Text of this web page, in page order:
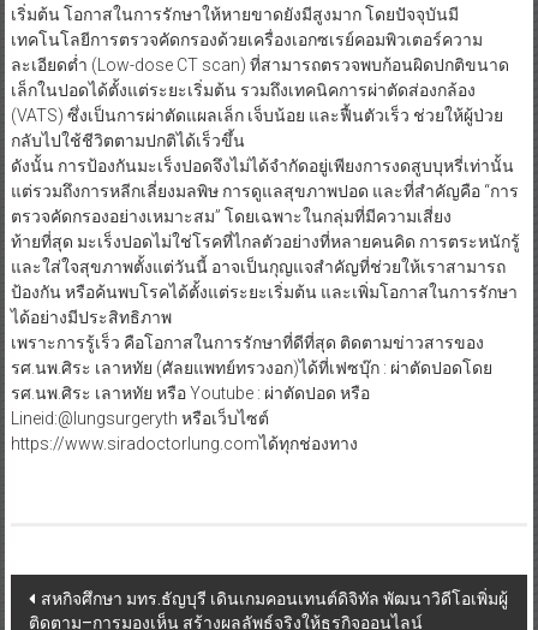
เล็กในปอดได้ตั้งแต่ระยะเริ่มต้น รวมถึงเทคนิคการผ่าตัดส่องกล้อง
(VATS) ซึ่งเป็นการผ่าตัดแผลเล็ก เจ็บน้อย และฟื้นตัวเร็ว ช่วยให้ผู้ป่วย
กลับไปใช้ชีวิตตามปกติได้เร็วขึ้น
ดังนั้น การป้องกันมะเร็งปอดจึงไม่ได้จำกัดอยู่เพียงการงดสูบบุหรี่เท่านั้น
แต่รวมถึงการหลีกเลี่ยงมลพิษ การดูแลสุขภาพปอด และที่สำคัญคือ “การ
ตรวจคัดกรองอย่างเหมาะสม” โดยเฉพาะในกลุ่มที่มีความเสี่ยง
ท้ายที่สุด มะเร็งปอดไม่ใช่โรคที่ไกลตัวอย่างที่หลายคนคิด การตระหนักรู้
และใส่ใจสุขภาพตั้งแต่วันนี้ อาจเป็นกุญแจสำคัญที่ช่วยให้เราสามารถ
ป้องกัน หรือค้นพบโรคได้ตั้งแต่ระยะเริ่มต้น และเพิ่มโอกาสในการรักษา
ได้อย่างมีประสิทธิภาพ
เพราะการรู้เร็ว คือโอกาสในการรักษาที่ดีที่สุด ติดตามข่าวสารของ
รศ.นพ.ศิระ เลาหทัย (ศัลยแพทย์ทรวงอก)ได้ที่เฟซบุ๊ก : ผ่าตัดปอดโดย
รศ.นพ.ศิระ เลาหทัย หรือ Youtube : ผ่าตัดปอด หรือ
Lineid:@lungsurgeryth หรือเว็บไซต์
https://www.siradoctorlung.comได้ทุกช่องทาง
NIVEA ตอกย้ำผู้นำผลิตภัณฑ์กันแดดอันดับ 1 ชูนวัตกรรมที่มากก